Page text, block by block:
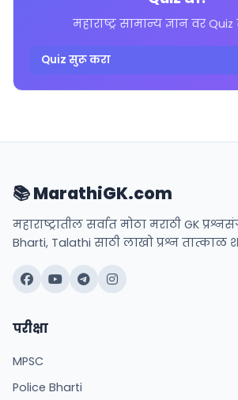
महाराष्ट्र सामान्य ज्ञान वर
Quiz सुरू करा
📚 MarathiGK.com
महाराष्ट्रातील सर्वात मोठा मराठी GK
Bharti, Talathi साठी लाखो प्रश्न तात्काळ
परीक्षा
MPSC
Police Bharti